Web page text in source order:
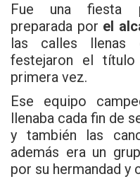
Fue una fiesta
preparada por el
las calles llenas
festejaron el
primera vez.
Ese equipo
llenaba cada fin de
y también las
además era un
por su hermandad y